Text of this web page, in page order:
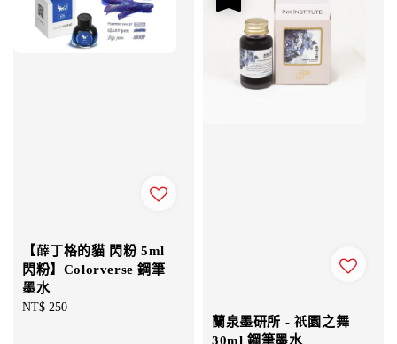
【薛丁格的貓 閃粉 5ml
閃粉】Colorverse 鋼筆
墨水
Regular
NT$ 250
蘭泉墨研所 - 祇園之舞
30ml 鋼筆墨水